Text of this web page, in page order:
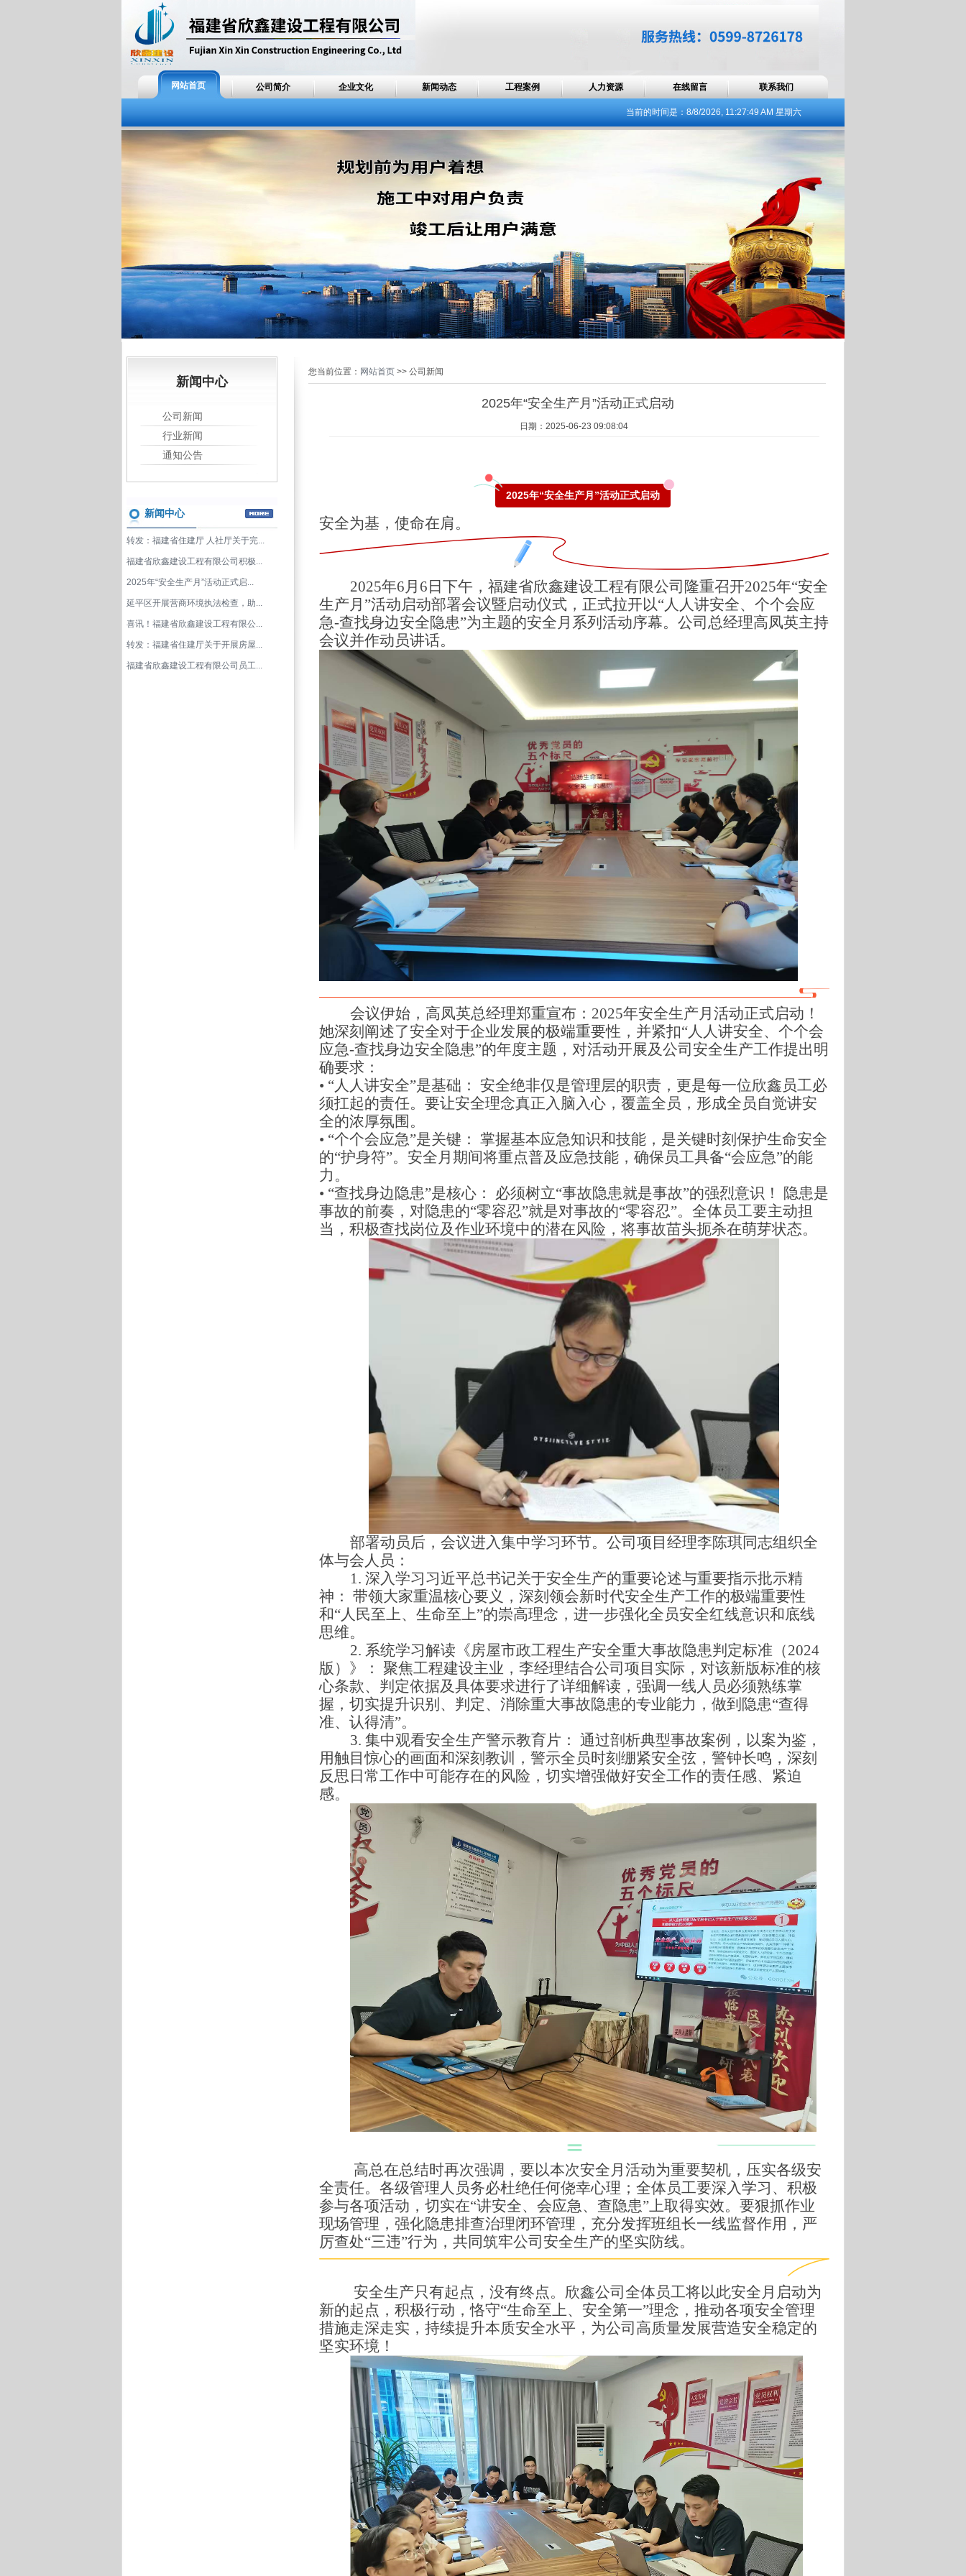
网站首页 公司简介 企业文化 新闻动态 工程案例 人力资源 在线留言 联系我们
当前的时间是： 8/8/2026, 11:27:51 AM 星期六
新闻中心
公司新闻
行业新闻
通知公告
新闻中心
转发：福建省住建厅 人社厅关于完...
福建省欣鑫建设工程有限公司积极...
2025年“安全生产月”活动正式启...
延平区开展营商环境执法检查，助...
喜讯！福建省欣鑫建设工程有限公...
转发：福建省住建厅关于开展房屋...
福建省欣鑫建设工程有限公司员工...
您当前位置： 网站首页>> 公司新闻
2025年“安全生产月”活动正式启动
日期：2025-06-23 09:08:04
2025年“安全生产月”活动正式启动
安全为基，使命在肩。
2025年6月6日下午，福建省欣鑫建设工程有限公司隆重召开2025年“安全
生产月”活动启动部署会议暨启动仪式，正式拉开以“人人讲安全、个个会应
急-查找身边安全隐患”为主题的安全月系列活动序幕。公司总经理高凤英主持
会议并作动员讲话。
会议伊始，高凤英总经理郑重宣布：2025年安全生产月活动正式启动！
她深刻阐述了安全对于企业发展的极端重要性，并紧扣“人人讲安全、个个会
应急-查找身边安全隐患”的年度主题，对活动开展及公司安全生产工作提出明
确要求：
• “人人讲安全”是基础： 安全绝非仅是管理层的职责，更是每一位欣鑫员工必
须扛起的责任。要让安全理念真正入脑入心，覆盖全员，形成全员自觉讲安
全的浓厚氛围。
• “个个会应急”是关键： 掌握基本应急知识和技能，是关键时刻保护生命安全
的“护身符”。安全月期间将重点普及应急技能，确保员工具备“会应急”的能
力。
• “查找身边隐患”是核心： 必须树立“事故隐患就是事故”的强烈意识！ 隐患是
事故的前奏，对隐患的“零容忍”就是对事故的“零容忍”。全体员工要主动担
当，积极查找岗位及作业环境中的潜在风险，将事故苗头扼杀在萌芽状态。
部署动员后，会议进入集中学习环节。公司项目经理李陈琪同志组织全
体与会人员：
1. 深入学习习近平总书记关于安全生产的重要论述与重要指示批示精
神： 带领大家重温核心要义，深刻领会新时代安全生产工作的极端重要性
和“人民至上、生命至上”的崇高理念，进一步强化全员安全红线意识和底线
思维。
2. 系统学习解读《房屋市政工程生产安全重大事故隐患判定标准（2024
版）》： 聚焦工程建设主业，李经理结合公司项目实际，对该新版标准的核
心条款、判定依据及具体要求进行了详细解读，强调一线人员必须熟练掌
握，切实提升识别、判定、消除重大事故隐患的专业能力，做到隐患“查得
准、认得清”。
3. 集中观看安全生产警示教育片： 通过剖析典型事故案例，以案为鉴，
用触目惊心的画面和深刻教训，警示全员时刻绷紧安全弦，警钟长鸣，深刻
反思日常工作中可能存在的风险，切实增强做好安全工作的责任感、紧迫
感。
高总在总结时再次强调，要以本次安全月活动为重要契机，压实各级安
全责任。各级管理人员务必杜绝任何侥幸心理；全体员工要深入学习、积极
参与各项活动，切实在“讲安全、会应急、查隐患”上取得实效。要狠抓作业
现场管理，强化隐患排查治理闭环管理，充分发挥班组长一线监督作用，严
厉查处“三违”行为，共同筑牢公司安全生产的坚实防线。
安全生产只有起点，没有终点。欣鑫公司全体员工将以此安全月启动为
新的起点，积极行动，恪守“生命至上、安全第一”理念，推动各项安全管理
措施走深走实，持续提升本质安全水平，为公司高质量发展营造安全稳定的
坚实环境！